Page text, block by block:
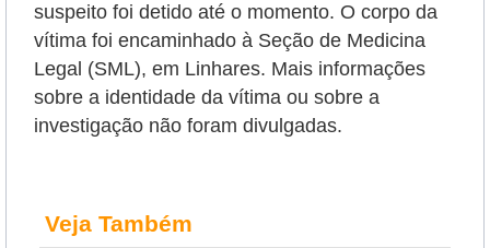
suspeito foi detido até o momento. O corpo da
vítima foi encaminhado à Seção de Medicina
Legal (SML), em Linhares. Mais informações
sobre a identidade da vítima ou sobre a
investigação não foram divulgadas.
Veja Também